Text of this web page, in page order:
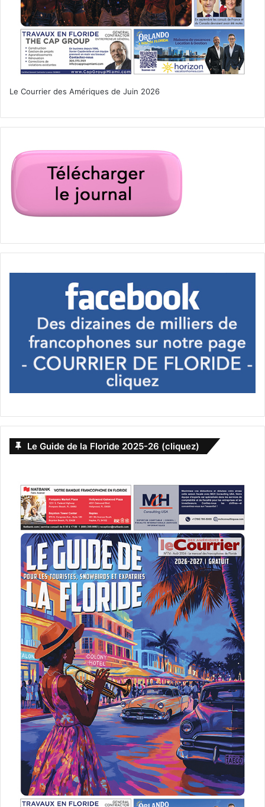
dans les décisions de la HOA pour mieux
comprendre et influencer l’utilisation des fonds.
Une transparence accrue et une communication
ouverte entre la HOA et les propriétaires sont
essentielles pour maintenir la confiance et la
Perspectives futures
L’inflation générale des coûts est susceptible de
se poursuivre entraînant des augmentations
continues des frais de HOA. Rien d’anormal à
moindre que durant les dernières années !
pourraient ralentir la croissance des frais, mais
pas l’éliminer complètement.
Technologies durables et économies d’énergie:
L’adoption de technologies vertes pourrait
entraîner des économies à long terme, bien que
les investissements initiaux soient élevés.
infrastructures durables pourraient voir une
stabilisation ou même une réduction des frais à
long terme.
Des réglementations plus strictes sur la
transparence financière et la gestion des HOA
pourraient être mises en place, assurant une
utilisation plus efficace des fonds.
Les initiatives gouvernementales pour soutenir
les propriétaires de maisons contre les coûts
croissants pourraient influencer les politiques
des HOA.
À partir de 2025, les HOA vont devoir présenter
un plan expliquant comment les propriétaires
prévoient de contribuer chaque mois ou chaque
année à un fonds de réserve destiné à payer les
réparations structurelles à la fin de la durée de
vie d’un bâtiment, y compris les toitures et la
restauration du béton. Par exemple, si un toit a
une durée de vie de 20 ans, ce plan doit alors
montrer le coût d’un nouveau toit et le plan
annuel d’épargne pour ce nouveau toit.
En conclusion :L’augmentation des frais de HOA en
Le Courrier des Amériques de Juin 2026
Le Guide de la Floride 2025-26 (cliquez)